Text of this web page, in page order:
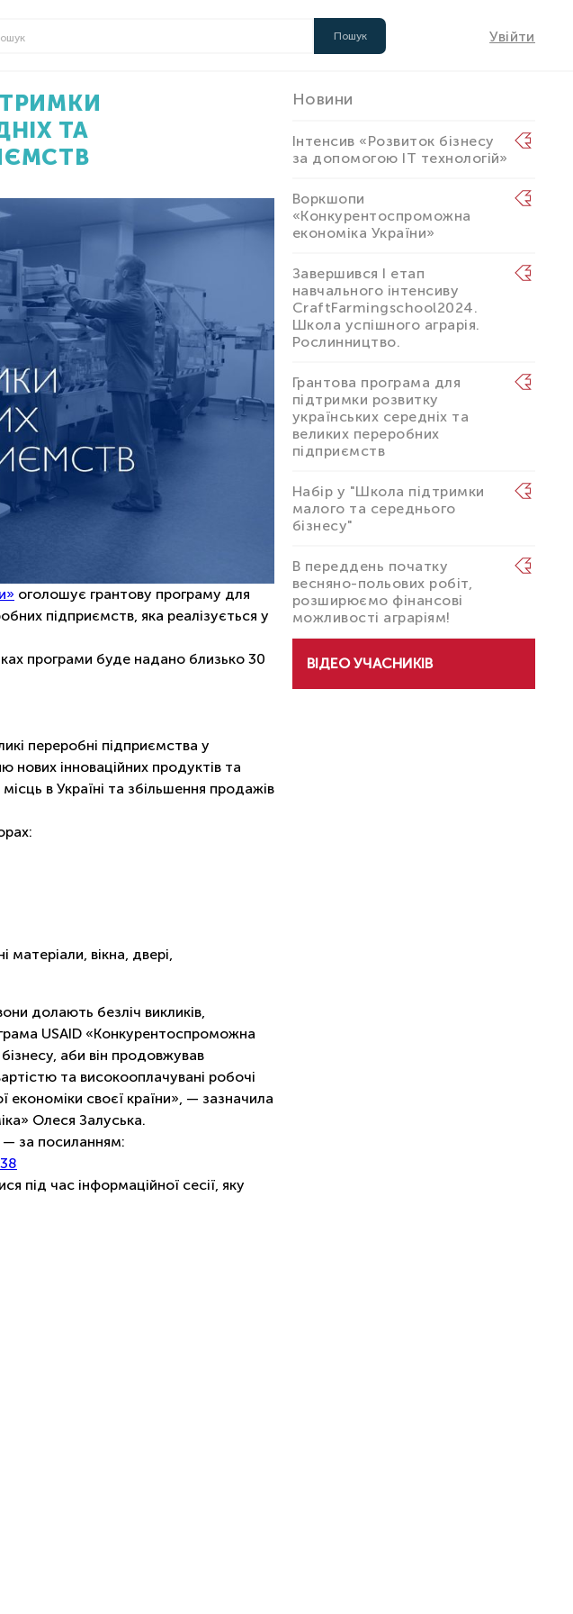
Увійти
ТА
оголошує грантову програму для
підприємств, яка реалізується у
програми буде надано близько 30
переробні підприємства у
інноваційних продуктів та
в Україні та збільшення продажів
вікна, двері,
долають безліч викликів,
USAID «Конкурентоспроможна
аби він продовжував
та високооплачувані робочі
своєї країни», — зазначила
Олеся Залуська.
— за посиланням:
під час інформаційної сесії, яку
Новини
Інтенсив «Розвиток бізнесу
за допомогою IT технологій»
Воркшопи
«Конкурентоспроможна
економіка України»
Завершився I етап
навчального інтенсиву
CraftFarmingschool2024.
Школа успішного аграрія.
Рослинництво.
Грантова програма для
підтримки розвитку
українських середніх та
великих переробних
підприємств
Набір у "Школа підтримки
малого та середнього
бізнесу"
В переддень початку
весняно-польових робіт,
розширюємо фінансові
можливості аграріям!
ВІДЕО УЧАСНИКІВ